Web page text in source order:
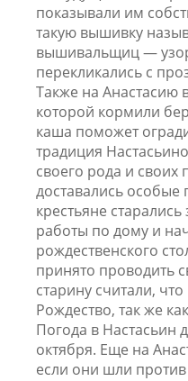
показывали им
такую вышивку
вышивальщиц —
перекликались с
Также на Анастасию
которой кормили
каша поможет
традиция
своего рода и
доставались
крестьяне
работы по дому и
рождественского
принято проводить
старину считали,
Рождество, так же
Погода в Настасьин
октября. Еще на
если они шли против